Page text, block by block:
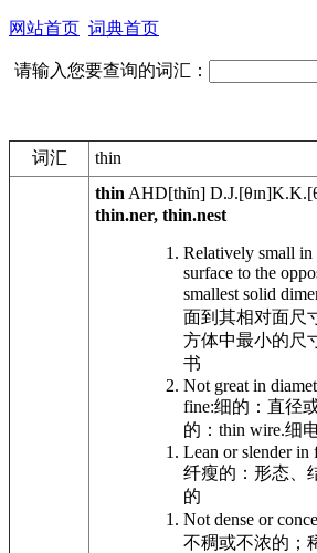
网站首页 词典首页
请输入您要查询的词汇：
词汇 thin
thin AHD[thĭn] D.J.[θɪn]K.K.
thin.ner, thin.nest
Relatively small in
surface to the
smallest solid
面到其相对面尺
方体中最小的尺
书
Not great in
fine:细的：直径
的： thin wire.细
Lean or slender in
纤瘦的：形态、
的
Not dense or
不稠或不浓的；